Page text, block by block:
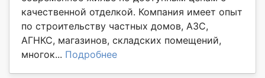
качественной отделкой. Компания имеет опыт
по строительству частных домов, АЗС,
АГНКС, магазинов, складских помещений,
многок... Подробнее